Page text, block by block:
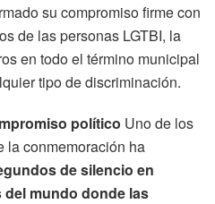
su compromiso firme con
de las personas LGTBI, la
en todo el término municipal
tipo de discriminación.
político Uno de los
la conmemoración ha
de silencio en
del mundo donde las